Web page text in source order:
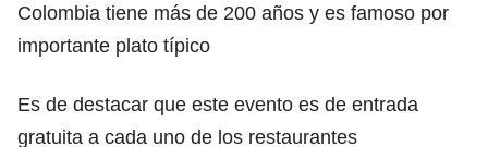
Colombia tiene más de 200 años y es famoso por
importante plato típico
Es de destacar que este evento es de entrada
gratuita a cada uno de los restaurantes